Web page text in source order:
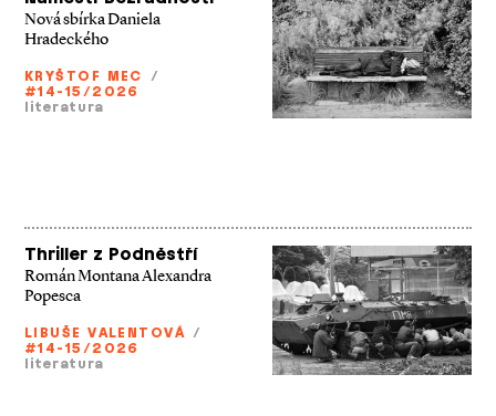
Nová sbírka Daniela
Hradeckého
KRYŠTOF MEC /
#14-15/2026
literatura
Thriller z Podněstří
Román Montana Alexandra
Popesca
LIBUŠE VALENTOVÁ /
#14-15/2026
literatura